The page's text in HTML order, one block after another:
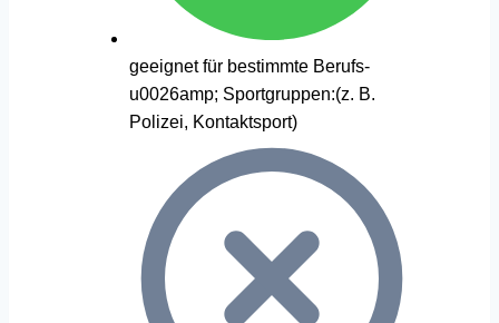
geeignet für bestimmte Berufs-
u0026amp; Sportgruppen:(z. B.
Polizei, Kontaktsport)